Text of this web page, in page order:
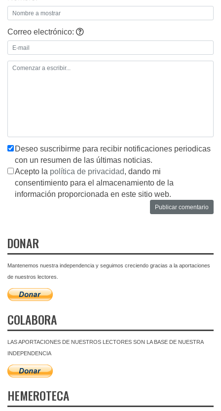
Correo electrónico:
Deseo suscribirme para recibir notificaciones periodicas
con un resumen de las últimas noticias.
Acepto la política de privacidad, dando mi
consentimiento para el almacenamiento de la
información proporcionada en este sitio web.
DONAR
Mantenemos nuestra independencia y seguimos creciendo gracias a la aportaciones
de nuestros lectores.
COLABORA
LAS APORTACIONES DE NUESTROS LECTORES SON LA BASE DE NUESTRA
INDEPENDENCIA
HEMEROTECA